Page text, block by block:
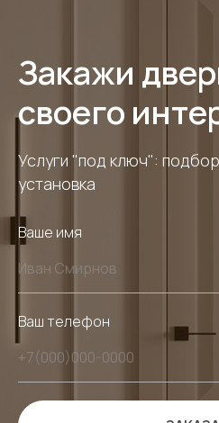
Закажи
своего
Услуги "под ключ":
установка
Ваше имя
Ваш телефон